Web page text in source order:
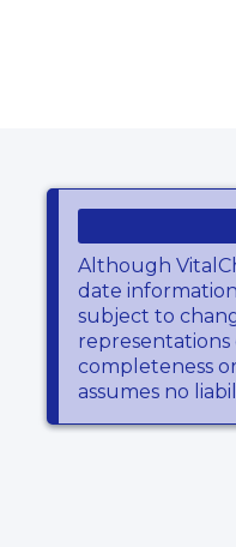
Although
date
subject to
representations
completeness
assumes no